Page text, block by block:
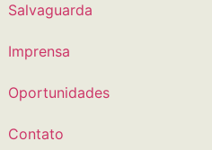
Salvaguarda
Imprensa
Oportunidades
Contato